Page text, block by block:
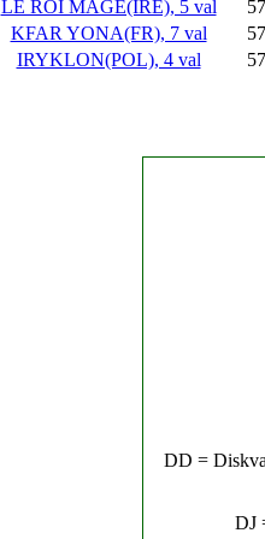
LE ROI MAGE(IRE), 5 val
KFAR YONA(FR), 7 val
IRYKLON(POL), 4 val
DD =
DJ